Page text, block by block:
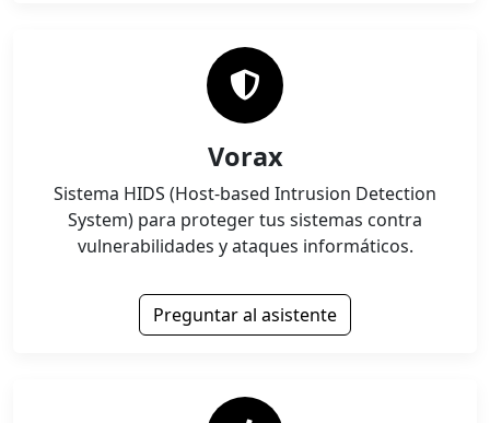
Vorax
Sistema HIDS (Host-based Intrusion Detection
System) para proteger tus sistemas contra
vulnerabilidades y ataques informáticos.
Preguntar al asistente